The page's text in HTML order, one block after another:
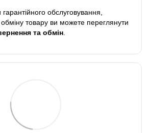
обслуговування,
товару ви можете переглянути
та обмін